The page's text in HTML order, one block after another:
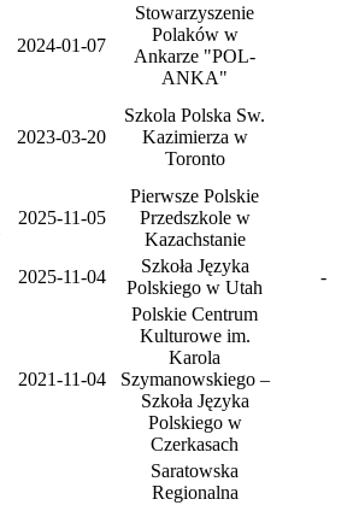
2024-01-07
Stowarzyszenie
Polaków w
Ankarze "POL-
ANKA"
2023-03-20
Szkola Polska Sw.
Kazimierza w
Toronto
2025-11-05
Pierwsze Polskie
Przedszkole w
Kazachstanie
2025-11-04
Szkoła Języka
Polskiego w Utah
-
2021-11-04
Polskie Centrum
Kulturowe im.
Karola
Szymanowskiego –
Szkoła Języka
Polskiego w
Czerkasach
Saratowska
Regionalna